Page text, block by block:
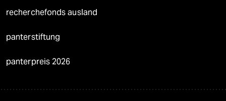
recherchefonds ausland
panterstiftung
panterpreis 2026